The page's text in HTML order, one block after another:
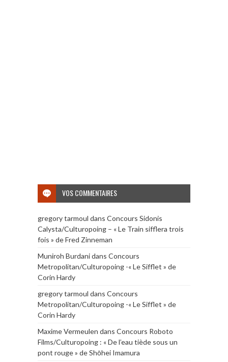
VOS COMMENTAIRES
gregory tarmoul dans Concours Sidonis
Calysta/Culturopoing – « Le Train sifflera trois
fois » de Fred Zinneman
Muniroh Burdanidans Concours
Metropolitan/Culturopoing -« Le Sifflet » de
Corin Hardy
gregory tarmoul dans Concours
Metropolitan/Culturopoing -« Le Sifflet » de
Corin Hardy
Maxime Vermeulen dans Concours Roboto
Films/Culturopoing : « De l’eau tiède sous un
pont rouge » de Shōhei Imamura